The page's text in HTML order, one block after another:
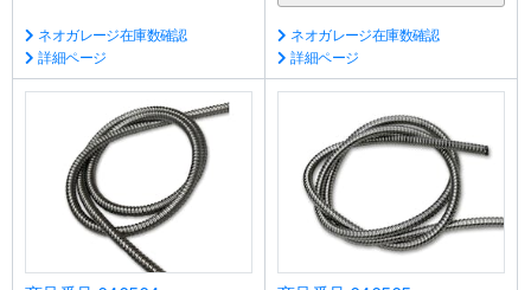
ネオガレージ在庫数確認
詳細ページ
ネオガレージ在庫数確認
詳細ページ